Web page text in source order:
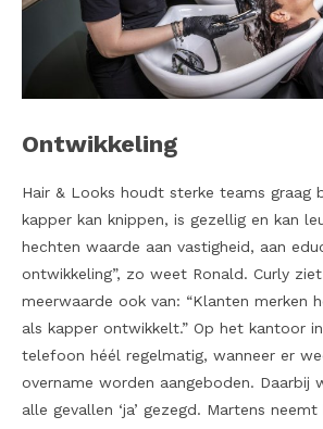
Ontwikkeling
Hair & Looks houdt sterke teams graag
kapper kan knippen, is gezellig en kan
hechten waarde aan vastigheid, aan
ontwikkeling”, zo weet Ronald. Curly
meerwaarde ook van: “Klanten merken
als kapper ontwikkelt.” Op het kantoor
telefoon héél regelmatig, wanneer er
overname worden aangeboden. Daarbij
alle gevallen ‘ja’ gezegd. Martens